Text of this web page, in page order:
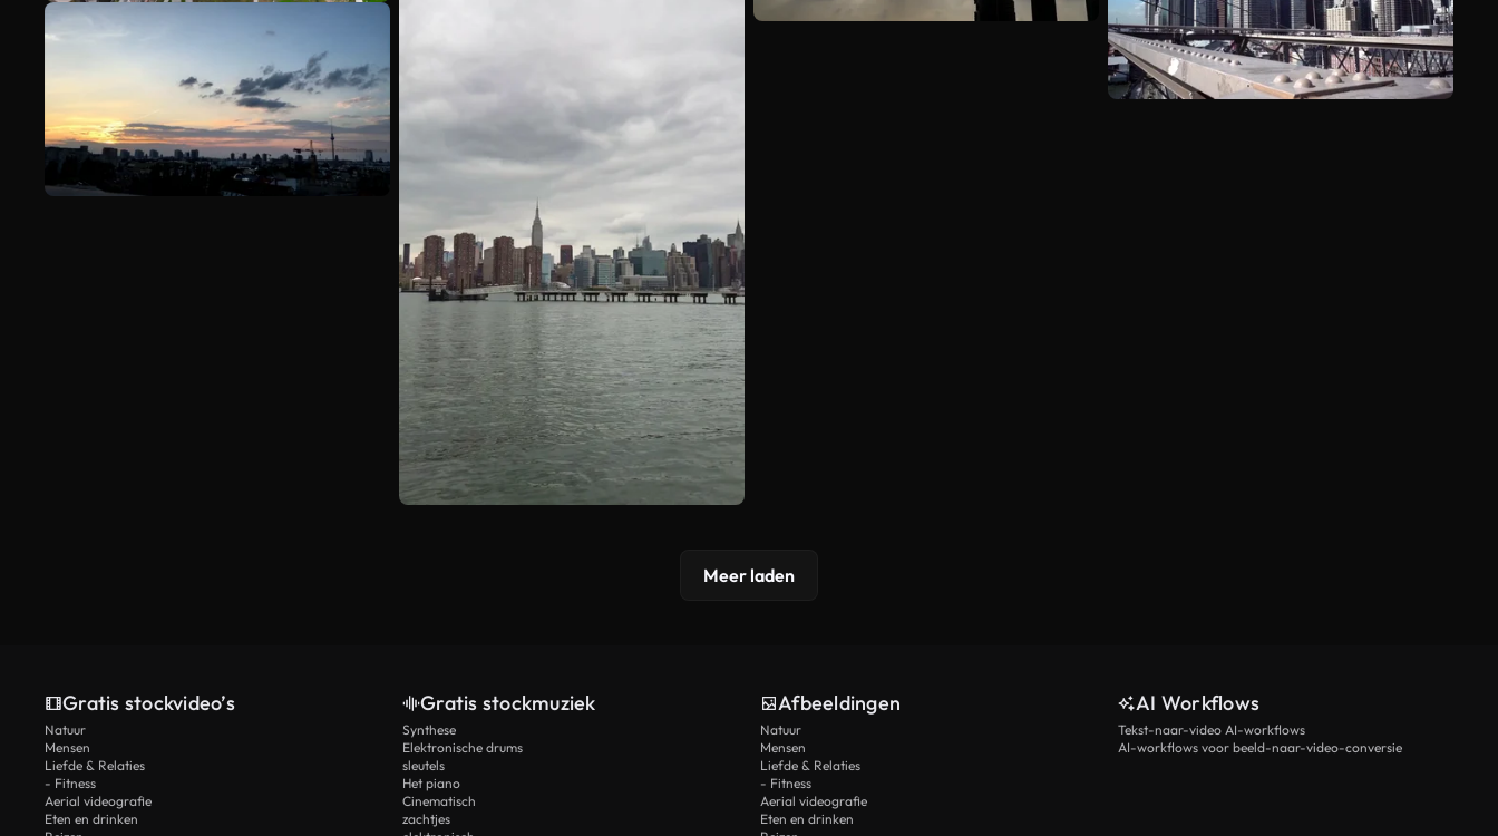
Meer laden
Gratis stockvideo’s
Natuur
Mensen
Liefde & Relaties
- Fitness
Aerial videografie
Eten en drinken
Gratis stockmuziek
Synthese
Elektronische drums
sleutels
Het piano
Cinematisch
zachtjes
Afbeeldingen
Natuur
Mensen
Liefde & Relaties
- Fitness
Aerial videografie
Eten en drinken
AI Workflows
Tekst-naar-video AI-workflows
AI-workflows voor beeld-naar-video-conversie